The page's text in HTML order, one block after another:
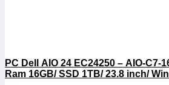
PC Dell AIO 24 EC24250 – AIO-C7-
Ram 16GB/ SSD 1TB/ 23.8 inch/